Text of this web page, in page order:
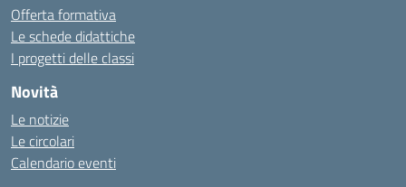
Offerta formativa
Le schede didattiche
I progetti delle classi
Novità
Le notizie
Le circolari
Calendario eventi